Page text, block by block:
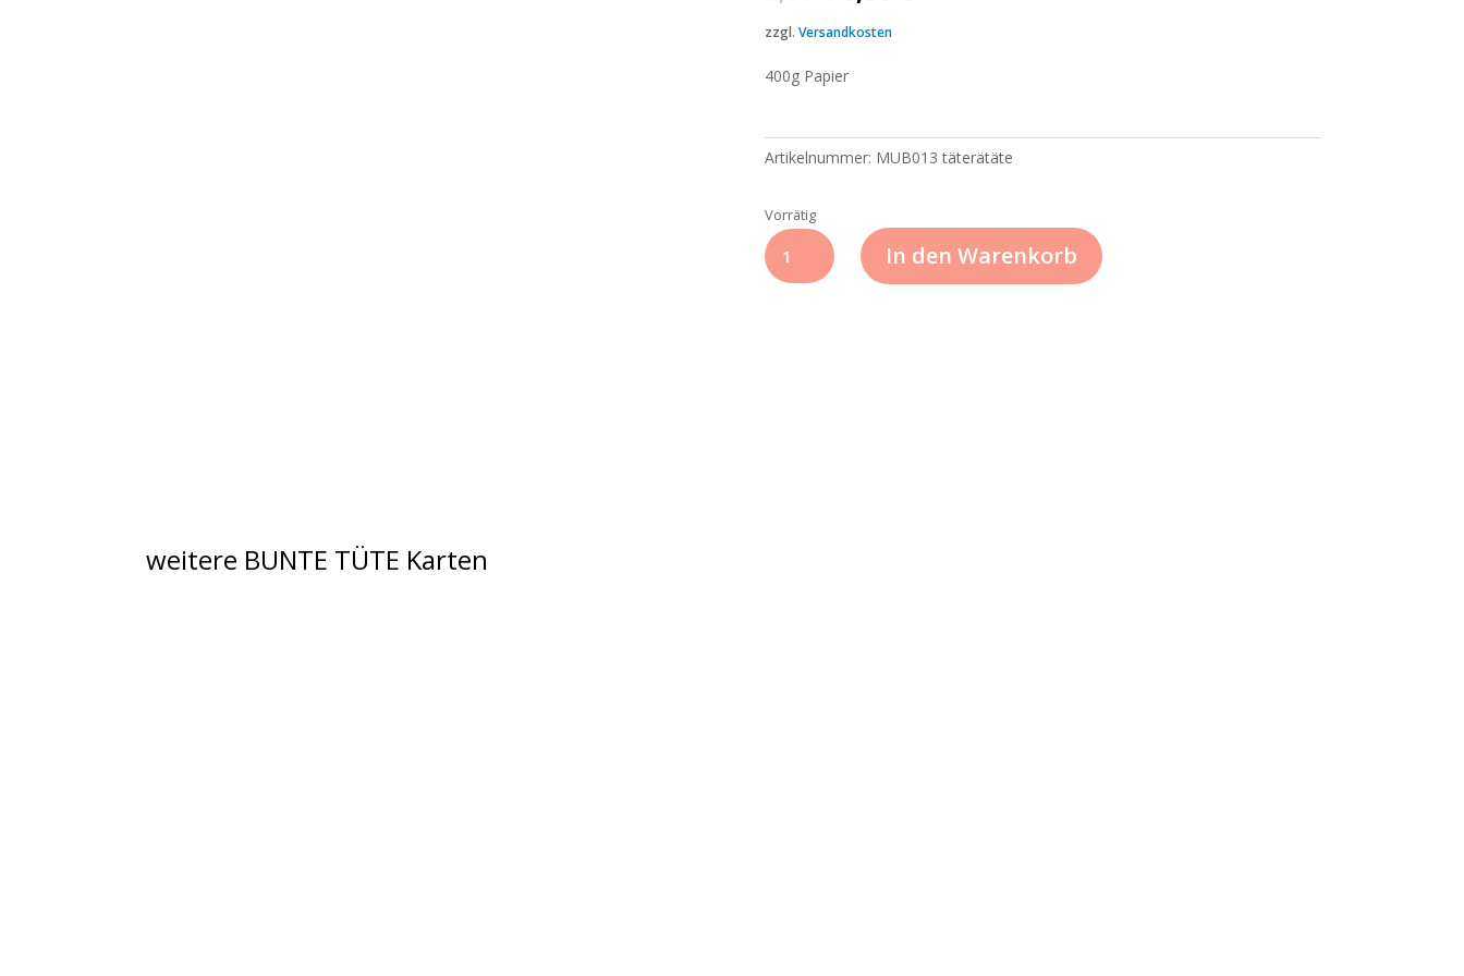
Preis
war:
2,00 €
zzgl. Versandkosten
400g Papier
Artikelnummer: MUB013 täterätäte
Vorrätig
BUNTE
TÜTE
Karte
In den Warenkorb
weitere BUNTE TÜTE Karten